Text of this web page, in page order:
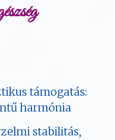
támogatás:
harmónia
stabilitás,